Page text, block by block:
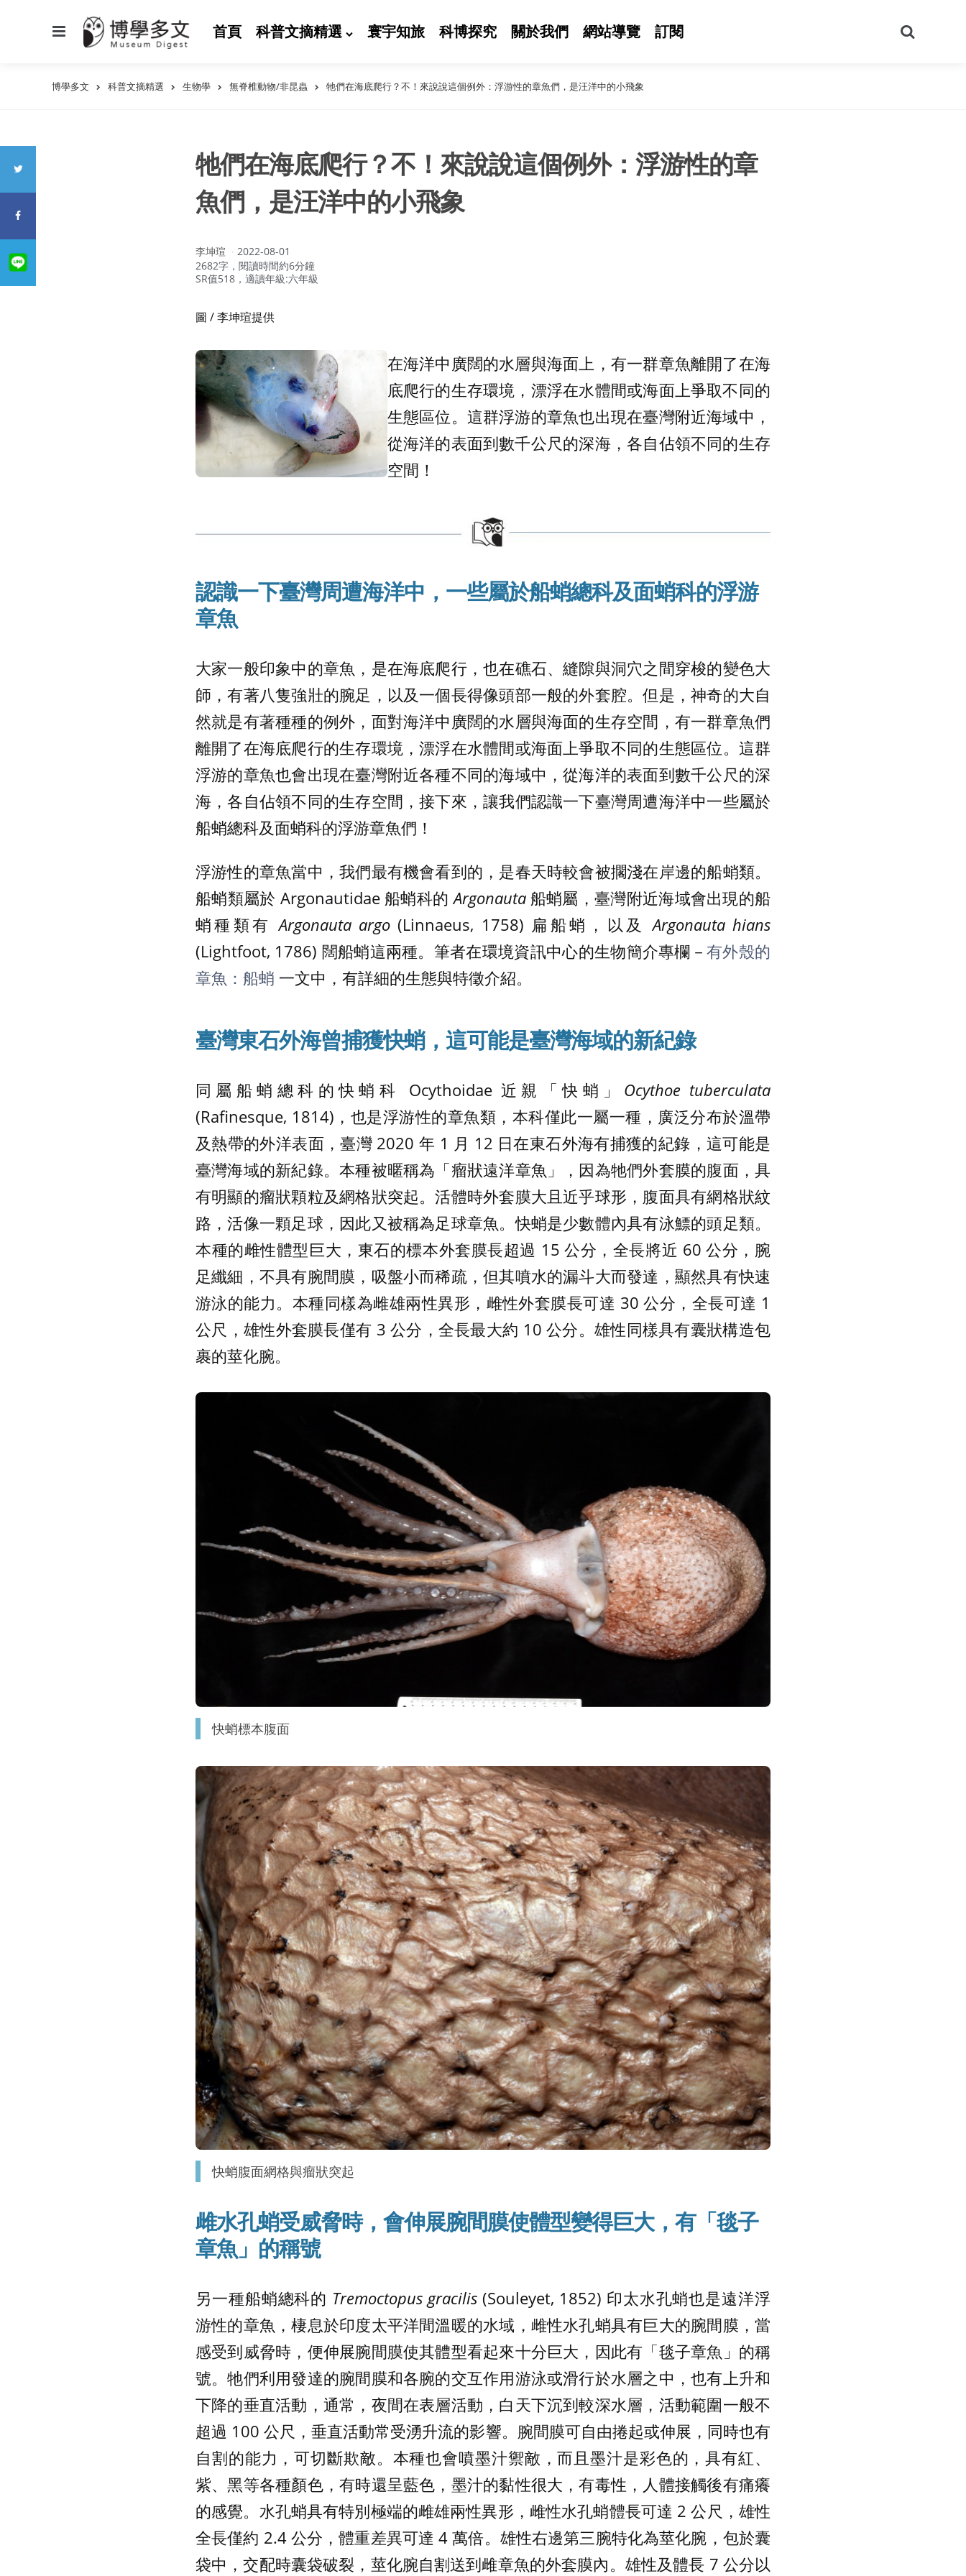
首頁 科普文摘精選 寰宇知旅 科博探究 關於我們 網站導覽 訂閱
尋
博學多文 科普文摘精選 生物學 無脊椎動物/非昆蟲 牠們在海底爬行？不！來說說這個例外：浮游性的章魚們，是汪洋中的小飛象
牠們在海底爬行？不！來說說這個例外：浮游性的章
魚們，是汪洋中的小飛象
作
者：
李坤瑄
2022-08-01
2682字，閱讀時間約6分鐘
SR值518，適讀年級:六年級
圖 / 李坤瑄提供
在海洋中廣闊的水層與海面上，有一群章魚離開了在海
底爬行的生存環境，漂浮在水體間或海面上爭取不同的
生態區位。這群浮游的章魚也出現在臺灣附近海域中，
從海洋的表面到數千公尺的深海，各自佔領不同的生存
空間！
認識一下臺灣周遭海洋中，一些屬於船蛸總科及面蛸科的浮游
章魚
大家一般印象中的章魚，是在海底爬行，也在礁石、縫隙與洞穴之間穿梭的變色大
師，有著八隻強壯的腕足，以及一個長得像頭部一般的外套腔。但是，神奇的大自
然就是有著種種的例外，面對海洋中廣闊的水層與海面的生存空間，有一群章魚們
離開了在海底爬行的生存環境，漂浮在水體間或海面上爭取不同的生態區位。這群
浮游的章魚也會出現在臺灣附近各種不同的海域中，從海洋的表面到數千公尺的深
海，各自佔領不同的生存空間，接下來，讓我們認識一下臺灣周遭海洋中一些屬於
船蛸總科及面蛸科的浮游章魚們！
浮游性的章魚當中，我們最有機會看到的，是春天時較會被擱淺在岸邊的船蛸類。
船蛸類屬於 Argonautidae 船蛸科的Argonauta船蛸屬，臺灣附近海域會出現的船
蛸種類有Argonauta argo (Linnaeus, 1758) 扁船蛸，以及Argonauta hians
(Lightfoot, 1786) 闊船蛸這兩種。筆者在環境資訊中心的生物簡介專欄－ 有外殼的
章魚：船蛸 一文中，有詳細的生態與特徵介紹。
臺灣東石外海曾捕獲快蛸，這可能是臺灣海域的新紀錄
同屬船蛸總科的快蛸科 Ocythoidae 近親「快蛸」 Ocythoe tuberculata
(Rafinesque, 1814)，也是浮游性的章魚類，本科僅此一屬一種，廣泛分布於溫帶
及熱帶的外洋表面，臺灣 2020 年 1 月 12 日在東石外海有捕獲的紀錄，這可能是
臺灣海域的新紀錄。本種被暱稱為「瘤狀遠洋章魚」，因為牠們外套膜的腹面，具
有明顯的瘤狀顆粒及網格狀突起。活體時外套膜大且近乎球形，腹面具有網格狀紋
路，活像一顆足球，因此又被稱為足球章魚。快蛸是少數體內具有泳鰾的頭足類。
本種的雌性體型巨大，東石的標本外套膜長超過 15 公分，全長將近 60 公分，腕
足纖細，不具有腕間膜，吸盤小而稀疏，但其噴水的漏斗大而發達，顯然具有快速
游泳的能力。本種同樣為雌雄兩性異形，雌性外套膜長可達 30 公分，全長可達 1
公尺，雄性外套膜長僅有 3 公分，全長最大約 10 公分。雄性同樣具有囊狀構造包
裹的莖化腕。
快蛸標本腹面
快蛸腹面網格與瘤狀突起
雌水孔蛸受威脅時，會伸展腕間膜使體型變得巨大，有「毯子
章魚」的稱號
另一種船蛸總科的 Tremoctopus gracilis (Souleyet, 1852) 印太水孔蛸也是遠洋浮
游性的章魚，棲息於印度太平洋間溫暖的水域，雌性水孔蛸具有巨大的腕間膜，當
感受到威脅時，便伸展腕間膜使其體型看起來十分巨大，因此有「毯子章魚」的稱
號。牠們利用發達的腕間膜和各腕的交互作用游泳或滑行於水層之中，也有上升和
下降的垂直活動，通常，夜間在表層活動，白天下沉到較深水層，活動範圍一般不
超過 100 公尺，垂直活動常受湧升流的影響。腕間膜可自由捲起或伸展，同時也有
自割的能力，可切斷欺敵。本種也會噴墨汁禦敵，而且墨汁是彩色的，具有紅、
紫、黑等各種顏色，有時還呈藍色，墨汁的黏性很大，有毒性，人體接觸後有痛癢
的感覺。水孔蛸具有特別極端的雌雄兩性異形，雌性水孔蛸體長可達 2 公尺，雄性
全長僅約 2.4 公分，體重差異可達 4 萬倍。雄性右邊第三腕特化為莖化腕，包於囊
袋中，交配時囊袋破裂，莖化腕自割送到雌章魚的外套膜內。雄性及體長 7 公分以